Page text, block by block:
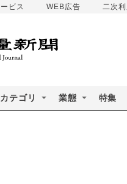
ビス WEB広告 二次
テゴリ 業態 特集